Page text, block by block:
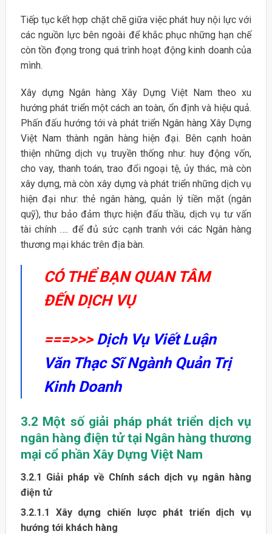
Tiếp tục kết hợp chặt chẽ giữa việc phát huy nội lực với
các nguồn lực bên ngoài để khắc phục những hạn chế
còn tồn đọng trong quá trình hoạt động kinh doanh của
mình.
Xây dựng Ngân hàng Xây Dựng Việt Nam theo xu
hướng phát triển một cách an toàn, ổn định và hiệu quả.
Phấn đấu hướng tới và phát triển Ngân hàng Xây Dựng
Việt Nam thành ngân hàng hiện đại. Bên cạnh hoàn
thiện những dịch vụ truyền thống như: huy động vốn,
cho vay, thanh toán, trao đổi ngoại tệ, ủy thác, mà còn
xây dựng, mà còn xây dựng và phát triển những dịch vụ
hiện đại như: thẻ ngân hàng, quản lý tiền mặt (ngân
quỹ), thư bảo đảm thực hiện đấu thầu, dịch vụ tư vấn
tài chính …. để đủ sức cạnh tranh với các Ngân hàng
thương mại khác trên địa bàn.
CÓ THỂ BẠN QUAN TÂM
ĐẾN DỊCH VỤ
===>>>Dịch Vụ Viết Luận
Văn Thạc Sĩ Ngành Quản Trị
Kinh Doanh
3.2 Một số giải pháp phát triển dịch vụ
ngân hàng điện tử tại Ngân hàng thương
mại cổ phần Xây Dựng Việt Nam
3.2.1 Giải pháp về Chính sách dịch vụ ngân hàng
điện tử
3.2.1.1 Xây dựng chiến lược phát triển dịch vụ
hướng tới khách hàng